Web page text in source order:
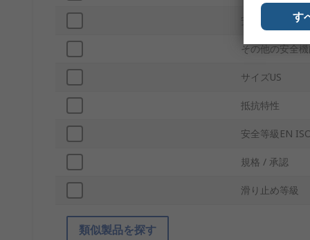
安全足タイプ
その他の安全
サイズUS
抵抗特性
安全等級EN
規格 / 承認
滑り止め等級
類似製品を探す
す